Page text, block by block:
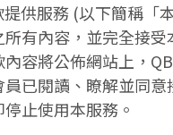
供服務 (以下簡稱「
有內容，並完全接
容將公佈網站上，
已閱讀、瞭解並同
止使用本服務。